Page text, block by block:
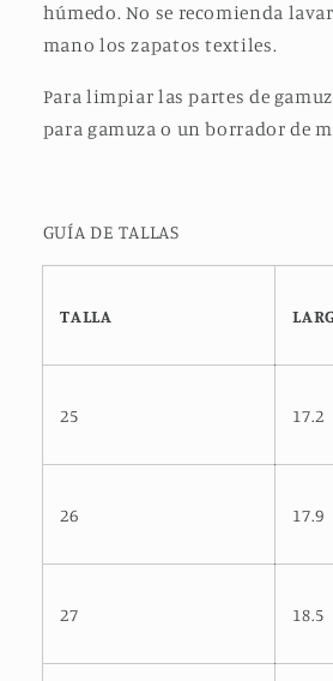
húmedo. No se recomienda
mano los zapatos textiles.
Para limpiar las partes de
para gamuza o un borrador de
GUÍA DE TALLAS
TALLA
25 17.2
26 17.9
27 18.5